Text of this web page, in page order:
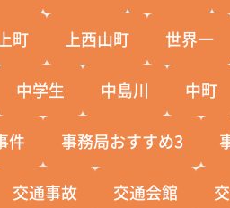
上町 上西山町 世界一
中学生 中島川 中町
件 事務局おすすめ3
交通事故 交通会館